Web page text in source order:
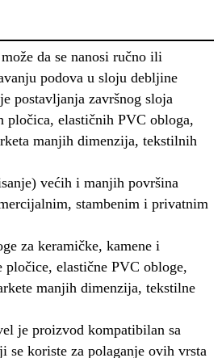
da se nanosi ručno ili
podova u sloju debljine
postavljanja završnog sloja
elastičnih PVC obloga,
manjih dimenzija, tekstilnih
većih i manjih površina
stambenim i privatnim
za keramičke, kamene i
pločice, elastične PVC obloge,
manjih dimenzija, tekstilne
je proizvod kompatibilan sa
koriste za polaganje ovih vrsta